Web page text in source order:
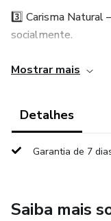
3️⃣ Carisma Natural
socialmente.
4️⃣ Técnicas
5️⃣ Comunicação
Mostrar mais
Detalhes
Garantia de 7
Saiba mais